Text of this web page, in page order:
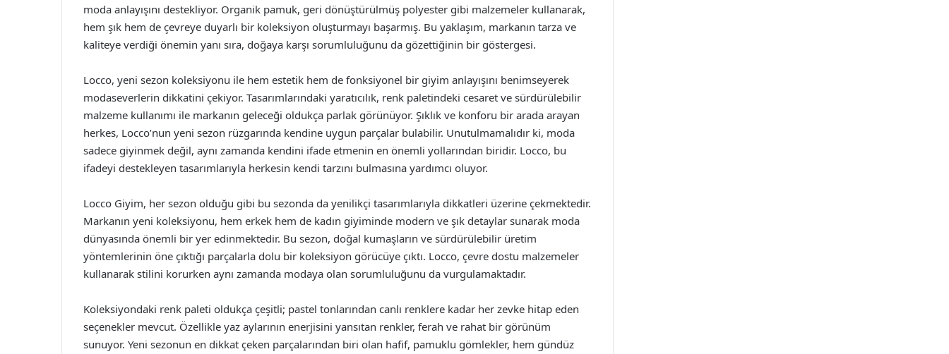
moda anlayışını destekliyor. Organik pamuk, geri dönüştürülmüş polyester gibi malzemeler kullanarak,
hem şık hem de çevreye duyarlı bir koleksiyon oluşturmayı başarmış. Bu yaklaşım, markanın tarza ve
kaliteye verdiği önemin yanı sıra, doğaya karşı sorumluluğunu da gözettiğinin bir göstergesi.
Locco, yeni sezon koleksiyonu ile hem estetik hem de fonksiyonel bir giyim anlayışını benimseyerek
modaseverlerin dikkatini çekiyor. Tasarımlarındaki yaratıcılık, renk paletindeki cesaret ve sürdürülebilir
malzeme kullanımı ile markanın geleceği oldukça parlak görünüyor. Şıklık ve konforu bir arada arayan
herkes, Locco’nun yeni sezon rüzgarında kendine uygun parçalar bulabilir. Unutulmamalıdır ki, moda
sadece giyinmek değil, aynı zamanda kendini ifade etmenin en önemli yollarından biridir. Locco, bu
ifadeyi destekleyen tasarımlarıyla herkesin kendi tarzını bulmasına yardımcı oluyor.
Locco Giyim, her sezon olduğu gibi bu sezonda da yenilikçi tasarımlarıyla dikkatleri üzerine çekmektedir.
Markanın yeni koleksiyonu, hem erkek hem de kadın giyiminde modern ve şık detaylar sunarak moda
dünyasında önemli bir yer edinmektedir. Bu sezon, doğal kumaşların ve sürdürülebilir üretim
yöntemlerinin öne çıktığı parçalarla dolu bir koleksiyon görücüye çıktı. Locco, çevre dostu malzemeler
kullanarak stilini korurken aynı zamanda modaya olan sorumluluğunu da vurgulamaktadır.
Koleksiyondaki renk paleti oldukça çeşitli; pastel tonlarından canlı renklere kadar her zevke hitap eden
seçenekler mevcut. Özellikle yaz aylarının enerjisini yansıtan renkler, ferah ve rahat bir görünüm
sunuyor. Yeni sezonun en dikkat çeken parçalarından biri olan hafif, pamuklu gömlekler, hem gündüz